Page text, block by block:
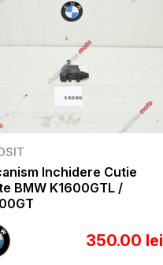
Inchidere Cutie
BMW K1600GTL /
350.00 lei